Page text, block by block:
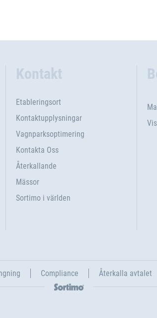
Kontakt
Etableringsort
Kontaktupplysningar
Vagnparksoptimering
Kontakta Oss
Återkallande
Mässor
Sortimo i världen
Compliance Återkalla avtalet